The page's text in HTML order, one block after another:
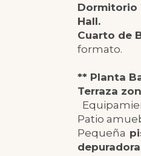
Dormitorio
Hall.
Cuarto de
formato.
** Planta
Terraza
Patio
Pequeña
depuradora